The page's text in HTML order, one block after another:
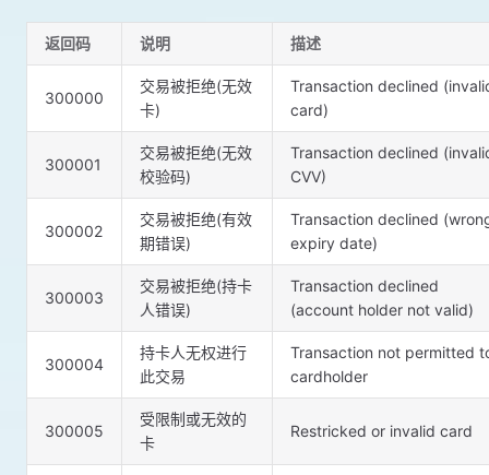
返回码 说明 描述
300000
交易被拒绝(无效
卡)
Transaction declined
card)
300001
交易被拒绝(无效
校验码)
Transaction declined
CVV)
300002
交易被拒绝(有效
期错误)
Transaction declined
expiry date)
300003
交易被拒绝(持卡
人错误)
Transaction declined
(account holder not valid)
300004
持卡人无权进行
此交易
Transaction not permitted
cardholder
300005
受限制或无效的
卡
Restricked or invalid card